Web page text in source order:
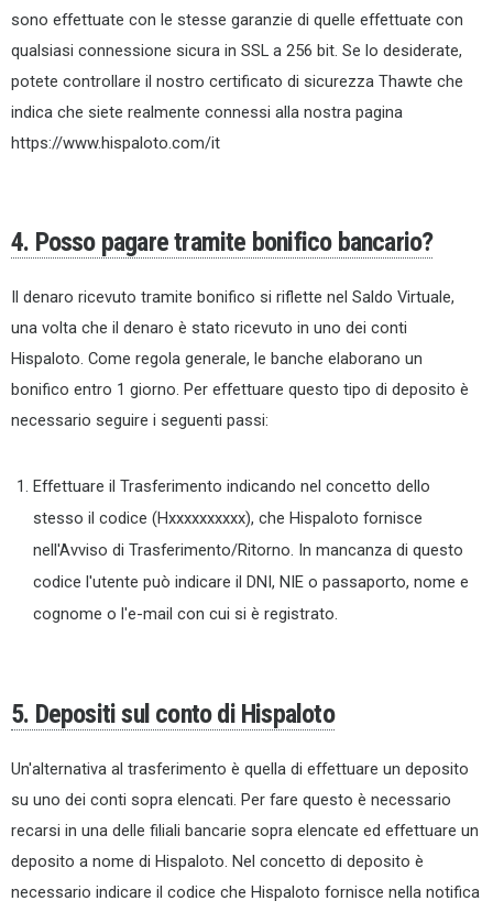
sono effettuate con le stesse garanzie di quelle effettuate con
qualsiasi connessione sicura in SSL a 256 bit. Se lo desiderate,
potete controllare il nostro certificato di sicurezza Thawte che
indica che siete realmente connessi alla nostra pagina
https://www.hispaloto.com/it
4. Posso pagare tramite bonifico bancario?
Il denaro ricevuto tramite bonifico si riflette nel Saldo Virtuale,
una volta che il denaro è stato ricevuto in uno dei conti
Hispaloto. Come regola generale, le banche elaborano un
bonifico entro 1 giorno. Per effettuare questo tipo di deposito è
necessario seguire i seguenti passi:
Effettuare il Trasferimento indicando nel concetto dello
stesso il codice (Hxxxxxxxxxx), che Hispaloto fornisce
nell'Avviso di Trasferimento/Ritorno. In mancanza di questo
codice l'utente può indicare il DNI, NIE o passaporto, nome e
cognome o l'e-mail con cui si è registrato.
5. Depositi sul conto di Hispaloto
Un'alternativa al trasferimento è quella di effettuare un deposito
su uno dei conti sopra elencati. Per fare questo è necessario
recarsi in una delle filiali bancarie sopra elencate ed effettuare un
deposito a nome di Hispaloto. Nel concetto di deposito è
necessario indicare il codice che Hispaloto fornisce nella notifica